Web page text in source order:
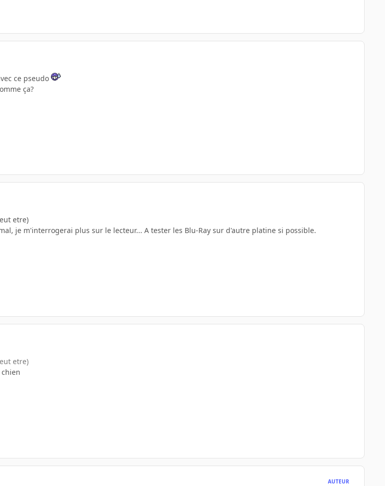
ce pseudo
ça?
etre)
je m'interrogerai plus sur le lecteur... A tester les Blu-Ray sur d'autre platine si possible.
etre)
AUTEUR